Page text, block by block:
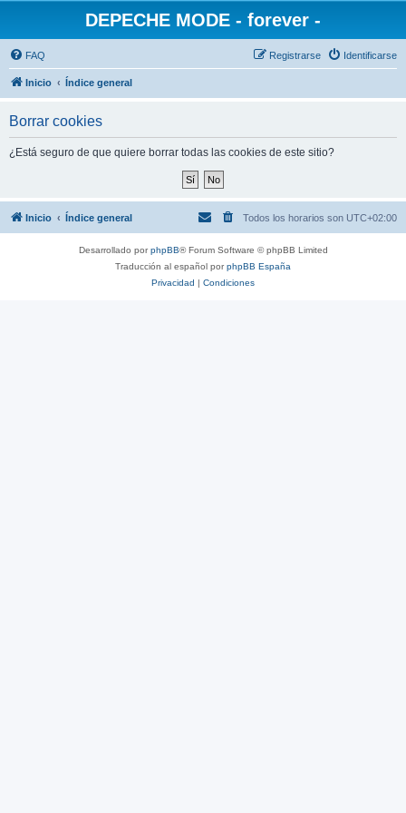
DEPECHE MODE - forever -
FAQ Identificarse
Registrarse
Inicio Índice general
Borrar cookies
¿Está seguro de que quiere borrar todas las cookies de este sitio?
Inicio Índice general Todos los horarios son UTC+02:00
Desarrollado porphpBB® Forum Software © phpBB Limited
Traducción al español porphpBB España
Privacidad | Condiciones